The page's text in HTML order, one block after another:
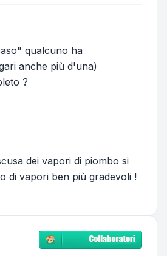
qualcuno ha
anche più d'una)
?
dei vapori di piombo si
di vapori ben più gradevoli !